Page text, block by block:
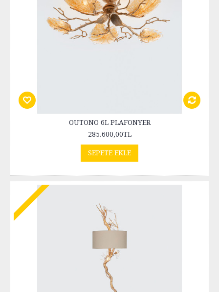
OUTONO 6L PLAFONYER
285.600,00TL
SEPETE EKLE